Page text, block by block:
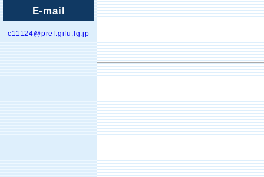
E-mail
c11124@pref.gifu.lg.jp